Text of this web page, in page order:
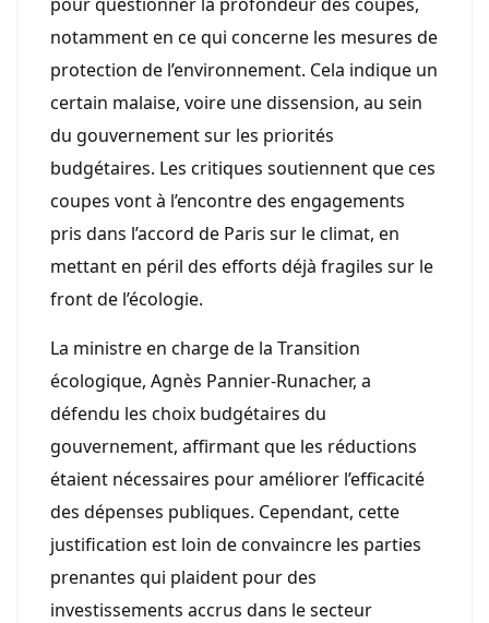
notamment en ce qui concerne les mesures de
protection de l’environnement. Cela indique un
certain malaise, voire une dissension, au sein
du gouvernement sur les priorités
budgétaires. Les critiques soutiennent que ces
coupes vont à l’encontre des engagements
pris dans l’accord de Paris sur le climat, en
mettant en péril des efforts déjà fragiles sur le
front de l’écologie.
La ministre en charge de la Transition
écologique, Agnès Pannier-Runacher, a
défendu les choix budgétaires du
gouvernement, affirmant que les réductions
étaient nécessaires pour améliorer l’efficacité
des dépenses publiques. Cependant, cette
justification est loin de convaincre les parties
prenantes qui plaident pour des
investissements accrus dans le secteur